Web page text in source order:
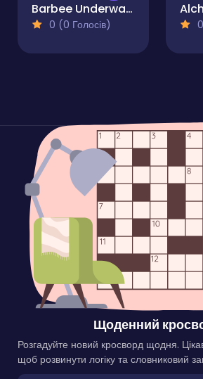
Barbee Underwater Dash
0 (0 Голосів)
Щоденний
Розгадуйте новий кросворд щодня.
щоб розвинути логіку та словниковий